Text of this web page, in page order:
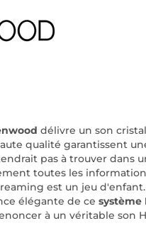
délivre un son
qualité garantissent
pas à trouver dans
toutes les
est un jeu d'enfant.
élégante de ce système
à un véritable son